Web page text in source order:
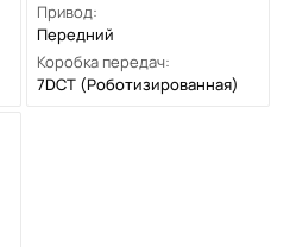
Привод:
Передний
Коробка передач:
7DCT (Роботизированная)